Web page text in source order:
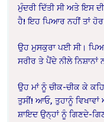
ਮੁੰਦਰੀ ਦਿੱਤੀ ਸੀ ਅਤੇ ਇਸ
ਹੈ! ਇਹ ਪਿਆਰ ਨਹੀਂ ਤਾਂ ਹੋਰ
ਉਹ ਮੁਸਕੁਰਾ ਪਈ ਸੀ।
ਸਰੀਰ ਤੇ ਪੈਂਦੇ ਨੀਲੇ ਨਿਸ਼ਾਨਾਂ
ਉਹ ਮਾਂ ਨੂੰ ਚੀਕ-ਚੀਕ ਕੇ
ਤੁਸੀਂ! ਆਓ, ਤੁਹਾਨੂੰ
ਸ਼ਾਇਦ ਉਨ੍ਹਾਂ ਨੂੰ ਗਿਣਦੇ-